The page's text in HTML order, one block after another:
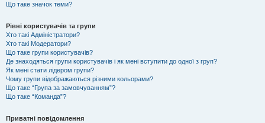
Що таке значок теми?
Рівні користувачів та групи
Хто такі Адміністратори?
Хто такі Модератори?
Що таке групи користувачів?
Де знаходяться групи користувачів і як мені вступити до одної з груп?
Як мені стати лідером групи?
Чому групи відображаються різними кольорами?
Що таке “Група за замовчуванням”?
Що таке “Команда”?
Приватні повідомлення